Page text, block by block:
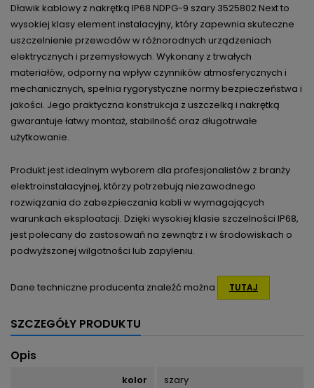
Dławik kablowy z nakrętką IP68 NDPG-9 szary 3525802 Next to
wysokiej klasy element instalacyjny, który zapewnia skuteczne
uszczelnienie przewodów w różnorodnych urządzeniach
elektrycznych i przemysłowych. Wykonany z trwałych
materiałów, odporny na wpływ czynników atmosferycznych i
mechanicznych, spełnia rygorystyczne normy bezpieczeństwa i
jakości. Jego praktyczna konstrukcja z uszczelką i nakrętką
gwarantuje łatwy montaż, stabilność oraz długotrwałe
użytkowanie.
Produkt jest idealnym wyborem dla profesjonalistów z branży
elektroinstalacyjnej, którzy potrzebują niezawodnego
rozwiązania do zabezpieczania kabli w wymagających
warunkach eksploatacji. Dzięki wysokiej klasie szczelności IP68,
jest polecany do zastosowań na zewnątrz i w środowiskach o
podwyższonej wilgotności lub zapyleniu.
Dane techniczne producenta znaleźć można TUTAJ
SZCZEGÓŁY PRODUKTU
Opis
kolor szary